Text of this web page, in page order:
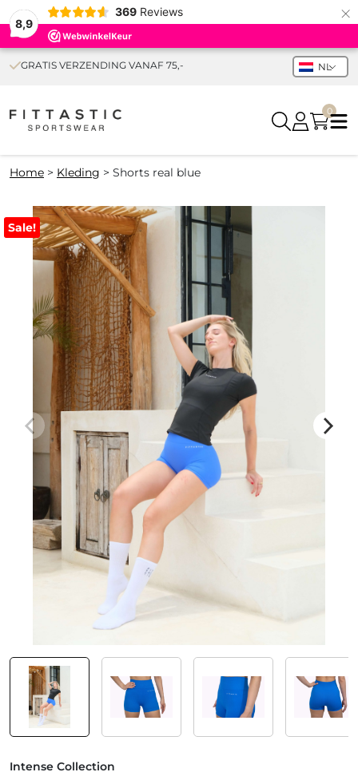
8,9
369 Reviews ×
GRATIS VERZENDING VANAF 75,- NL
0
Home > Kleding > Shorts real blue
Sale!
Intense Collection